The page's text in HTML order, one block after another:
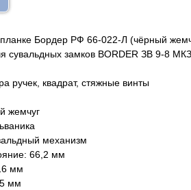
Бордер РФ 66-022-Л (чёрный
сувальдных замков BORDER ЗВ 9-8
ручек, квадрат, стяжные винты
жемчуг
механизм
66,2 мм
мм
мм